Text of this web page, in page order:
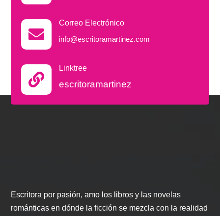

Correo Electrónico
info@escritoramartinez.com

Linktree
escritoramartinez
Escritora por pasión, amo los libros y las novelas
románticas en dónde la ficción se mezcla con la realidad